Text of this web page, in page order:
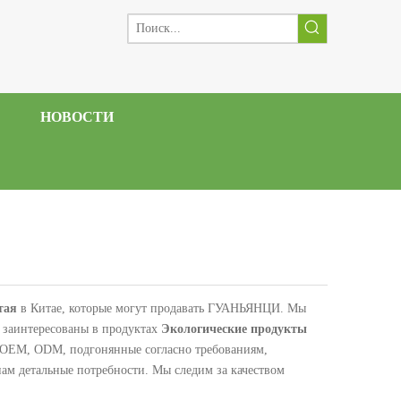
НОВОСТИ
в Китае, которые могут продавать ГУАНЬЯНЦИ. Мы
в продуктах Экологические продукты
ODM, подгонянные согласно требованиям,
детальные потребности. Мы следим за качеством